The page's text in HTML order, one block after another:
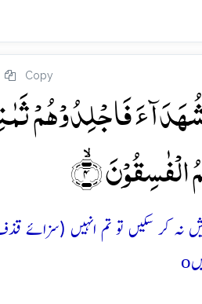
Copy
فَاجۡلِدُوۡہُمۡ
ۙ﴿۴﴾
نہ کر سکیں تو تم انہیں (سزائے
o